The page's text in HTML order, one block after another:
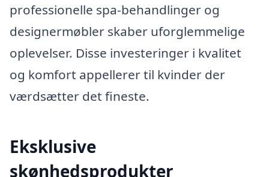
professionelle spa-behandlinger og
designermøbler skaber uforglemmelige
oplevelser. Disse investeringer i kvalitet
og komfort appellerer til kvinder der
værdsætter det fineste.
Eksklusive
skønhedsprodukter